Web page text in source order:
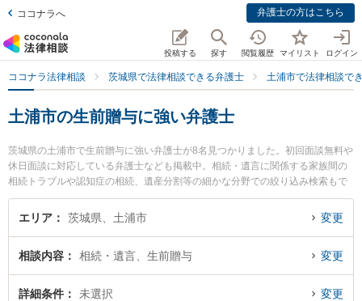
ココナラへ 弁護士の方はこちら
投稿する 探す 閲覧履歴 マイリスト ログイン
ココナラ法律相談 茨城県で法律相談できる弁護士 土浦市で法律相談で
土浦市の生前贈与に強い弁護士
茨城県の土浦市で生前贈与に強い弁護士が8名見つかりました。初回面談無料や
休日面談に対応している弁護士なども掲載中。相続・遺言に関係する家族間の
相続トラブルや認知症の相続、遺産分割等の細かな分野での絞り込み検索もで
き便利です。特に弁護士法人さくらパートナーズ法律事務所 茨城つちうら主事
務所の小泉 裕介弁護士や弁護士法人さくらパートナーズ法律事務所 茨城つちう
間に発生した生前贈与のトラブルを今すぐに弁護士に相談したい』『生前贈与
のトラブル解決の実績豊富な近くの弁護士を検索したい』『初回相談無料で生
前贈与を法律相談できる土浦市内の弁護士に相談予約したい』などでお困りの
エリア 茨城県、土浦市 変更
相談内容 相続・遺言、生前贈与 変更
詳細条件 未選択 変更